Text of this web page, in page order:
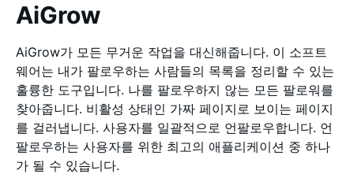
AiGrow
AiGrow가 모든 무거운 작업을 대신해줍니다. 이 소프트
웨어는 내가 팔로우하는 사람들의 목록을 정리할 수 있는
훌륭한 도구입니다. 나를 팔로우하지 않는 모든 팔로워를
찾아줍니다. 비활성 상태인 가짜 페이지로 보이는 페이지
를 걸러냅니다. 사용자를 일괄적으로 언팔로우합니다. 언
팔로우하는 사용자를 위한 최고의 애플리케이션 중 하나
가 될 수 있습니다.